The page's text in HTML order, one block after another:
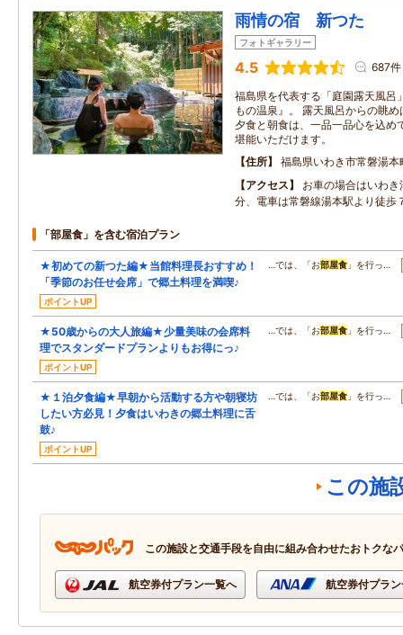
雨情の宿 新つた
フォトギャラリー
4.5 687件
福島県を代表する「庭園露天風呂
もの温泉』。 露天風呂からの眺
夕食と朝食は、一品一品心を込め
堪能いただけます。
住所
福島県いわき市常磐湯本
アクセス
お車の場合はいわ
分、電車は常磐線湯本駅より徒歩
「部屋食」を含む宿泊プラン
★初めての新つた編★当館料理長おすすめ！
「季節のお任せ会席」で郷土料理を満喫♪
ポイントUP
…では、「お部屋食 」を行っ…
★50歳からの大人旅編★少量美味の会席料
理でスタンダードプランよりもお得にっ♪
ポイントUP
…では、「お部屋食 」を行っ…
★１泊夕食編★早朝から活動する方や朝寝坊
したい方必見！夕食はいわきの郷土料理に舌
鼓♪
ポイントUP
…では、「お部屋食 」を行っ…
この施
この施設と交通手段を自由に組み合わせたおトクな
航空券付プラン一覧へ 航空券付プラ